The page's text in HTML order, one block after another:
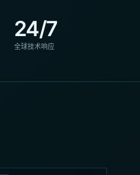
24/7
全球技术响应